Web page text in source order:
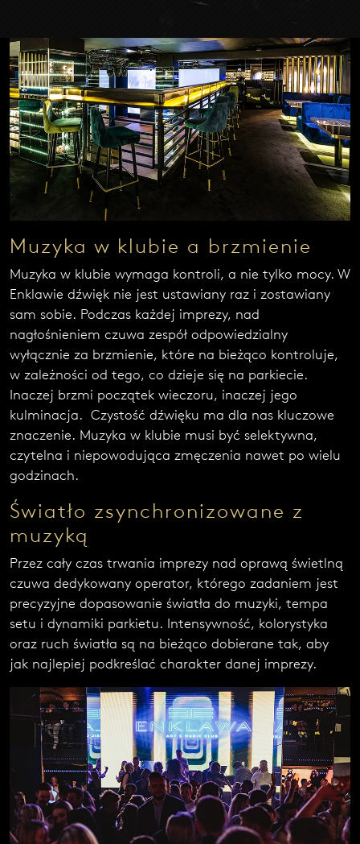
Muzyka w klubie a brzmienie
Muzyka w klubie wymaga kontroli, a nie tylko mocy. W
Enklawie dźwięk nie jest ustawiany raz i zostawiany
sam sobie. Podczas każdej imprezy, nad
nagłośnieniem czuwa zespół odpowiedzialny
wyłącznie za brzmienie, które na bieżąco kontroluje,
w zależności od tego, co dzieje się na parkiecie.
Inaczej brzmi początek wieczoru, inaczej jego
kulminacja. Czystość dźwięku ma dla nas kluczowe
znaczenie. Muzyka w klubie musi być selektywna,
czytelna i niepowodująca zmęczenia nawet po wielu
godzinach.
Światło zsynchronizowane z
muzyką
Przez cały czas trwania imprezy nad oprawą świetlną
czuwa dedykowany operator, którego zadaniem jest
precyzyjne dopasowanie światła do muzyki, tempa
setu i dynamiki parkietu. Intensywność, kolorystyka
oraz ruch światła są na bieżąco dobierane tak, aby
jak najlepiej podkreślać charakter danej imprezy.